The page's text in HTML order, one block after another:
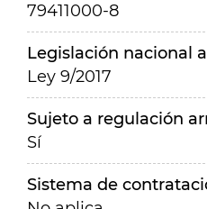
79411000-8
Legislación nacional
Ley 9/2017
Sujeto a regulación
Sí
Sistema de